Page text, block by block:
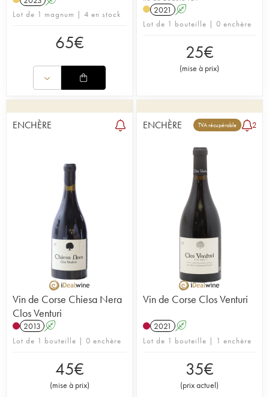
Lot de 1 magnum | 4 en stock
65€
2021 A
Lot de 1 bouteille | 0 enchère
25€
(mise à prix)
ENCHÈRE
Vin de Corse Chiesa Nera
Clos Venturi
2013 A
Lot de 1 bouteille | 0 enchère
45€
(mise à prix)
ENCHÈRE TVA récupérable 2
Vin de Corse Clos Venturi
2021 A
Lot de 1 bouteille | 1 enchère
35€
(prix actuel)